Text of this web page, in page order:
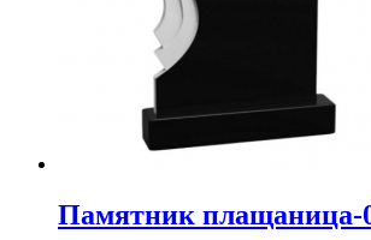
Памятник плащаница-